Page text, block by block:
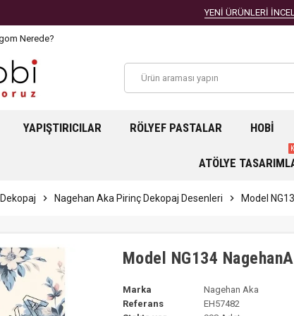
YENİ ÜRÜNLERİ
Nerede?
YAPIŞTIRICILAR RÖLYEF PASTALAR HOBI
ATÖLYE
chevron_right Nagehan Aka Pirinç Dekopaj Desenleri chevron_right Model
Model NG134
Marka
Nagehan Aka
Referans
EH57482